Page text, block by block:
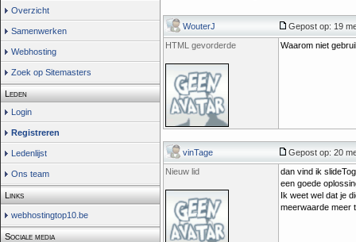
Overzicht
Samenwerken
Webhosting
Zoek op Sitemasters
Leden
Login
Registreren
Ledenlijst
Ons team
Links
webhostingtop10.be
Sociale media
WouterJ
Gepost op: 19
HTML gevorderde
Waarom niet
vinTage
Gepost op: 20
Nieuw lid
dan vind ik
een goede
Ik weet wel dat je
meerwaarde meer